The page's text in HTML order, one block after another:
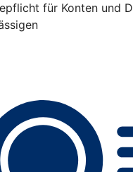
für Konten und